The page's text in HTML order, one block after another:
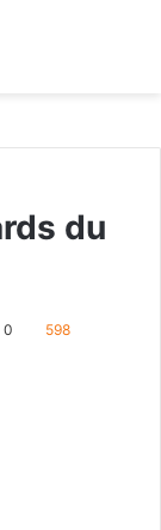
du
0 598